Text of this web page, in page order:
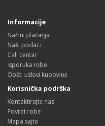
Informacije
Načini plaćanja
Naši podaci
Call centar
Isporuka robe
Opšti uslovi kupovine
Korisnička podrška
Kontaktirajte nas
Povrat robe
Mapa sajta